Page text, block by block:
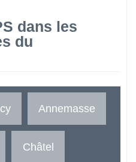
dans les
du
Annemasse
Châtel